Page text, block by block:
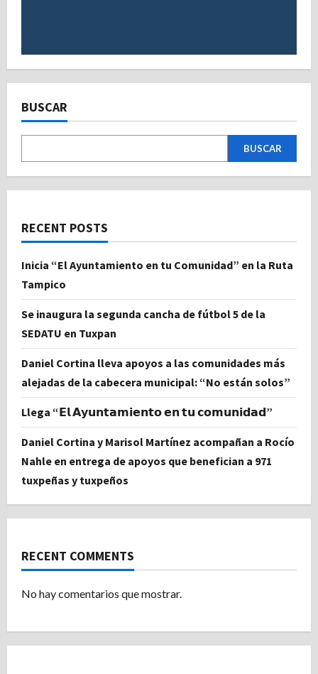
BUSCAR
BUSCAR
RECENT POSTS
Inicia “El Ayuntamiento en tu Comunidad” en la Ruta
Tampico
Se inaugura la segunda cancha de fútbol 5 de la
SEDATU en Tuxpan
Daniel Cortina lleva apoyos a las comunidades más
alejadas de la cabecera municipal: “No están solos”
Llega “𝗘𝗹 𝗔𝘆𝘂𝗻𝘁𝗮𝗺𝗶𝗲𝗻𝘁𝗼 𝗲𝗻 𝘁𝘂 𝗰𝗼𝗺𝘂𝗻𝗶𝗱𝗮𝗱”
Daniel Cortina y Marisol Martínez acompañan a Rocío
Nahle en entrega de apoyos que benefician a 971
tuxpeñas y tuxpeños
RECENT COMMENTS
No hay comentarios que mostrar.